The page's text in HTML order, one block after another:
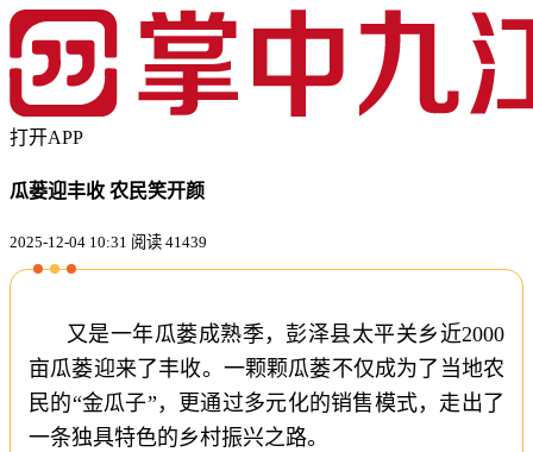
打开APP
瓜蒌迎丰收 农民笑开颜
2025-12-04 10:31 阅读 41439
又是一年瓜蒌成熟季，彭泽县太平关乡近2000
亩瓜蒌迎来了丰收。一颗颗瓜蒌不仅成为了当地农
民的“金瓜子”，更通过多元化的销售模式，走出了
一条独具特色的乡村振兴之路。